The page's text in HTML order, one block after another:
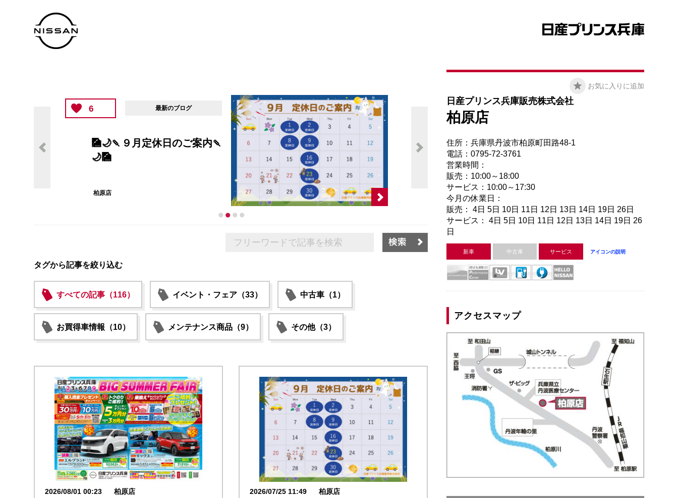
6 最新のブログ
🎑🌙🍡９月定休日のご案内🍡
🌙🎑
柏原店
タグから記事を絞り込む
すべての記事（116） イベント・フェア（33） 中古車（1）
お買得車情報（10） メンテナンス商品（9） その他（3）
2026/08/01 00:23 柏原店 2026/07/25 11:49 柏原店
お気に入りに追加
日産プリンス兵庫販売株式会社
柏原店
住所：兵庫県丹波市柏原町田路48-1
電話：0795-72-3761
営業時間：
販売：10:00～18:00
サービス：10:00～17:30
今月の休業日：
販売： 4日 5日 10日 11日 12日 13日 14日 19日 26日
サービス： 4日 5日 10日 11日 12日 13日 14日 19日 26
日
新車 中古車 サービス アイコンの説明
アクセスマップ